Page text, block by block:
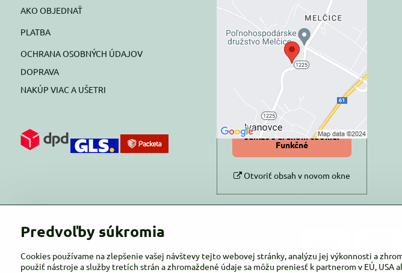
AKO OBJEDNAŤ
PLATBA
OCHRANA OSOBNÝCH ÚDAJOV
DOPRAVA
NAKÚP VIAC A UŠETRI
Externý obsah je
blokovaný Voľbami
súkromia
Prajete si načítať externý obsah?
Povoliť tentokrát
Povoliť a zapamätať -
súhlas s druhom cookie:
Funkčné
Otvoriť obsah v novom okne
Predvoľby súkromia
Cookies používame na zlepšenie vašej návštevy tejto webovej stránky, analýzu jej výkonnosti a
použiť nástroje a služby tretích strán a zhromaždené údaje sa môžu preniesť k partnerom v EÚ, USA